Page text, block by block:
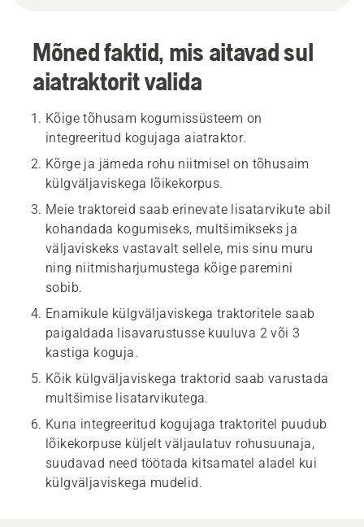
Mõned faktid, mis aitavad sul
aiatraktorit valida
Kõige tõhusam kogumissüsteem on
integreeritud kogujaga aiatraktor.
Kõrge ja jämeda rohu niitmisel on tõhusaim
külgväljaviskega lõikekorpus.
Meie traktoreid saab erinevate lisatarvikute abil
kohandada kogumiseks, multšimikseks ja
väljaviskeks vastavalt sellele, mis sinu muru
ning niitmisharjumustega kõige paremini
sobib.
Enamikule külgväljaviskega traktoritele saab
paigaldada lisavarustusse kuuluva 2 või 3
kastiga koguja.
Kõik külgväljaviskega traktorid saab varustada
multšimise lisatarvikutega.
Kuna integreeritud kogujaga traktoritel puudub
lõikekorpuse küljelt väljaulatuv rohusuunaja,
suudavad need töötada kitsamatel aladel kui
külgväljaviskega mudelid.